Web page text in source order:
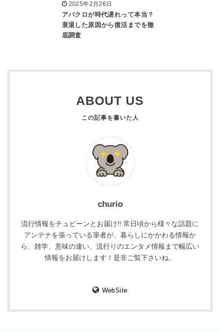
2025年2月26日
アバクロが時代遅れって本当？
衰退した原因から復活までを徹
底調査
ABOUT US
churio
流行情報をチュピーンとお届け!! 常日頃から様々な話題に
アンテナを張っている筆者が、暮らしにかかわる情報か
ら、雑学、意味の違い、流行りのエンタメ情報まで幅広い
情報をお届けします！是非ご覧下さいね。
WebSite